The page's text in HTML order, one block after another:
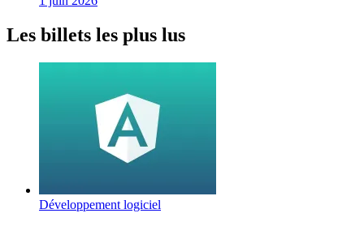
Les billets les plus lus
Développement logiciel